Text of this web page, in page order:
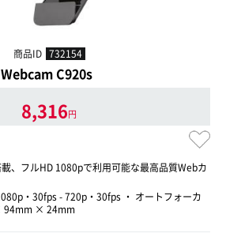
商品ID 732154
C920s
8,316円
、フルHD 1080pで利用可能な最高品質Webカ
・30fps - 720p・30fps ・ オートフォーカ
94mm × 24mm